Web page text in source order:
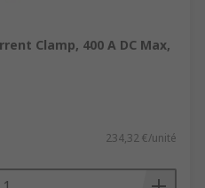
Clamp, 400 A DC Max,
234,32 €/unité